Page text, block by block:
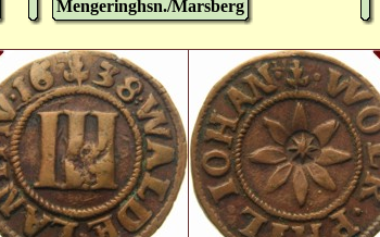
Mengeringhsn./Marsberg